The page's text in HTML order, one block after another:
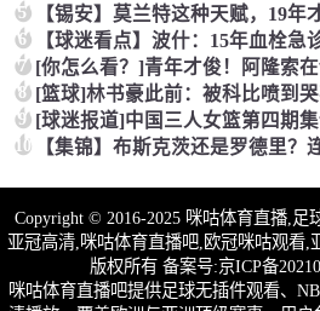
5
6
7
8
9
10
Copyright © 2016-2025 咪咕体育直播,足
亚冠高清,咪咕体育直播吧,欧冠咪咕观看,
版权所有 备案号:京ICP备
咪咕体育直播吧提供足球无插件观看、